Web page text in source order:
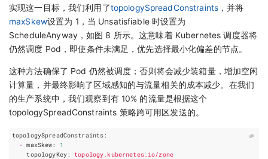
实现这一目标，我们利用了topologySpreadConstraints ，并将
maxSkew设置为 1，当 Unsatisfiable 时设置为
ScheduleAnyway，如图 8 所示。这意味着 Kubernetes 调度器将
仍然调度 Pod，即使条件未满足，优先选择最小化偏差的节点。
这种方法确保了 Pod 仍然被调度；否则将会减少装箱量，增加空闲
计算量，并最终影响了区域感知的与流量相关的成本减少。在我们
的生产系统中，我们观察到有 10% 的流量是根据这个
topologySpreadConstraints 策略跨可用区发送的。
topologySpreadConstraints:
- maxSkew:
1
topologyKey:
topology.kubernetes.io/zone